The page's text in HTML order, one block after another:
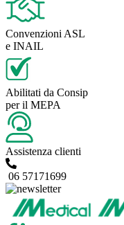
Convenzioni ASL
e INAIL
Abilitati da Consip
per il MEPA
Assistenza clienti
06 57171699